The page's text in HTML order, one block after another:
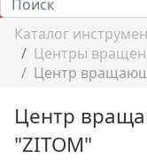
Каталог
Центры
Центр
Центр
"ZITOM"